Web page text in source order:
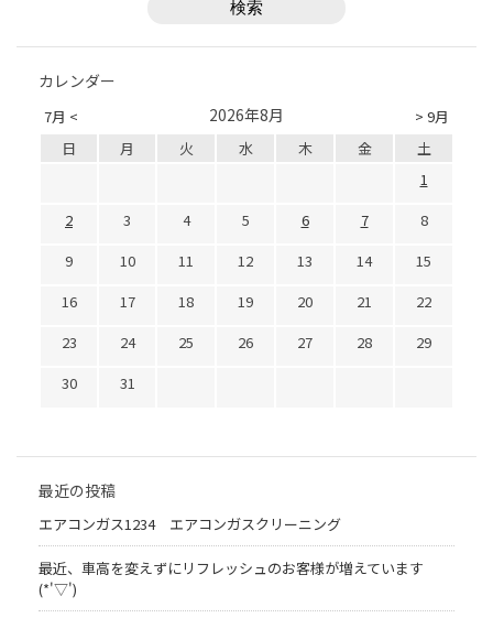
カレンダー
7月 < > 9月
2026年8月
日 月 火 水 木 金
土
1
2
3 4 5 6 7
8
9
10 11 12 13 14
15
16
17 18 19 20 21
22
23
24 25 26 27 28
29
30
31
最近の投稿
エアコンガス1234 エアコンガスクリーニング
最近、車高を変えずにリフレッシュのお客様が増えています
(*'▽')